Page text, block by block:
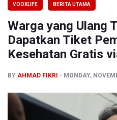
Bank Indonesia Sebut
Pemerintah
VOOXLIFE BERITA UTAMA
Warga yang Ulang
Dapatkan Tiket
Kesehatan Gratis
BY AHMAD FIKRI MONDAY,